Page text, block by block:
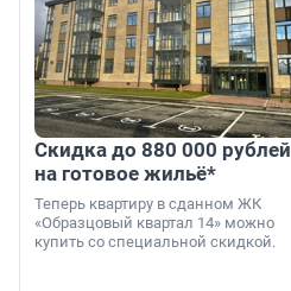
Скидка до 880 000 рублей
на готовое жильё*
Теперь квартиру в сданном ЖК
«Образцовый квартал 14» можно
купить со специальной скидкой.